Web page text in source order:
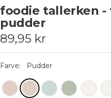
foodie tallerken -
pudder
Udsalgspris
89,95 kr
Farve: Pudder